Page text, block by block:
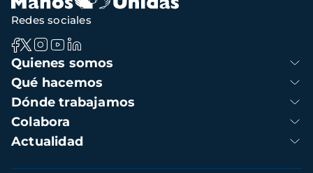
Navegación
principal
Quienes somos
Qué hacemos
Dónde trabajamos
Colabora
Actualidad
Redes sociales